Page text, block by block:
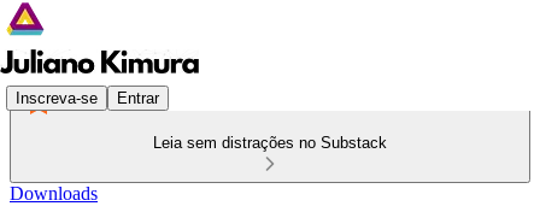
Inscreva-se Entrar
Leia sem distrações no Substack
Downloads